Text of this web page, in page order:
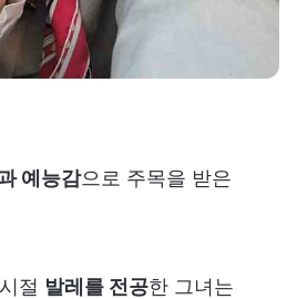
예능감으로 주목을 받은
절 발레를 전공한 그녀는